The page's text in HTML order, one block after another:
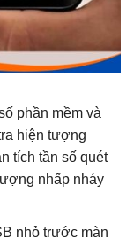
phần mềm và
hiện tượng
tích tần số quét
nhấp nháy
nhỏ trước màn